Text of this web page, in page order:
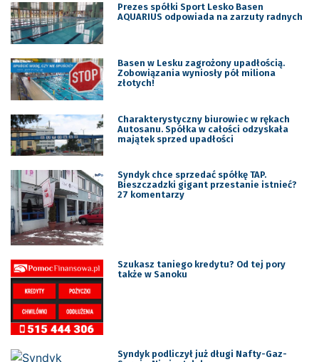
Prezes spółki Sport Lesko Basen
AQUARIUS odpowiada na zarzuty radnych
Basen w Lesku zagrożony upadłością.
Zobowiązania wyniosły pół miliona
złotych!
Charakterystyczny biurowiec w rękach
Autosanu. Spółka w całości odzyskała
majątek sprzed upadłości
Syndyk chce sprzedać spółkę TAP.
Bieszczadzki gigant przestanie istnieć?
27 komentarzy
Szukasz taniego kredytu? Od tej pory
także w Sanoku
Syndyk podliczył już długi Nafty-Gaz-